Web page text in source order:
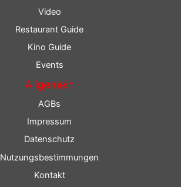
Video
Restaurant Guide
Kino Guide
Events
Allgemein
AGBs
Impressum
Datenschutz
Nutzungsbestimmungen
Kontakt